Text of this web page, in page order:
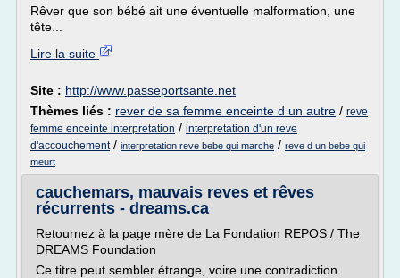
Rêver que son bébé ait une éventuelle malformation, une
tête...
Lire la suite
Site : http://www.passeportsante.net
Thèmes liés : rever de sa femme enceinte d un autre / reve
femme enceinte interpretation / interpretation d'un reve
d'accouchement/ interpretation reve bebe qui marche / reve d un bebe qui
meurt
cauchemars, mauvais reves et rêves
récurrents - dreams.ca
Retournez à la page mère de La Fondation REPOS / The
DREAMS Foundation
Ce titre peut sembler étrange, voire une contradiction